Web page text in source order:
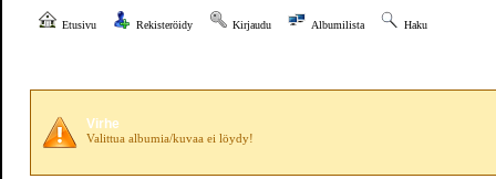
Etusivu Rekisteröidy Kirjaudu Albumilista Haku
Virhe
Valittua albumia/kuvaa ei löydy!